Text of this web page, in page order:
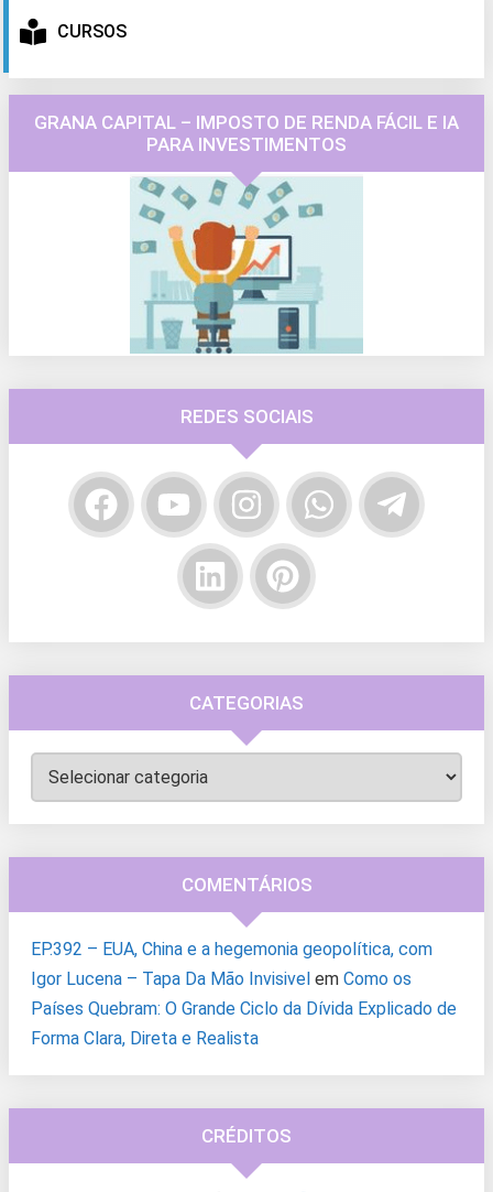
CURSOS
GRANA CAPITAL – IMPOSTO DE RENDA FÁCIL E IA
PARA INVESTIMENTOS
REDES SOCIAIS
CATEGORIAS
Categorias
COMENTÁRIOS
EP.392 – EUA, China e a hegemonia geopolítica, com
Igor Lucena – Tapa Da Mão Invisivel em Como os
Países Quebram: O Grande Ciclo da Dívida Explicado de
Forma Clara, Direta e Realista
CRÉDITOS